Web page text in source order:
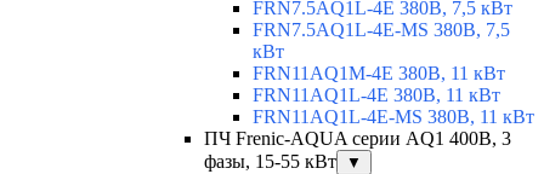
FRN7.5AQ1L-4E 380В, 7,5 кВт
FRN7.5AQ1L-4E-MS 380В, 7,5
кВт
FRN11AQ1M-4E 380В, 11 кВт
FRN11AQ1L-4E 380В, 11 кВт
FRN11AQ1L-4E-MS 380В, 11 кВт
ПЧ Frenic-AQUA серии AQ1 400В, 3
фазы, 15-55 кВт
▼